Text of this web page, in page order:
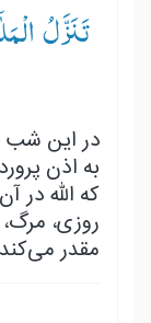
تَنَزَّلُ
در این شب
به اذن
که الله در
روزی، مرگ،
مقدر